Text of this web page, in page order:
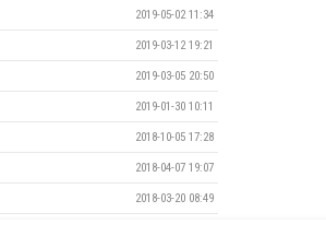
2019-05-02 11:34
2019-03-12 19:21
2019-03-05 20:50
2019-01-30 10:11
2018-10-05 17:28
2018-04-07 19:07
2018-03-20 08:49